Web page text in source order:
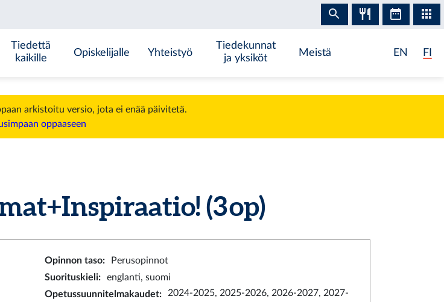
Tiedettä
kaikille
Opiskelijalle Yhteistyö
Tiedekunnat
ja yksiköt
Meistä EN FI
arkistoitu versio, jota ei enää päivitetä.
oppaaseen
(3 op)
Opinnon taso:
Perusopinnot
Suorituskieli:
englanti, suomi
Opetussuunnitelmakaudet:
2024-2025, 2025-2026, 2026-2027, 2027-